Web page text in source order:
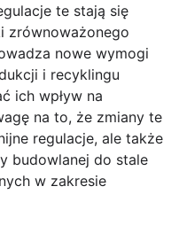
te stają się
zrównoważonego
nowe wymogi
i recyklingu
ich wpływ na
na to, że zmiany te
regulacje, ale także
budowlanej do stale
w zakresie